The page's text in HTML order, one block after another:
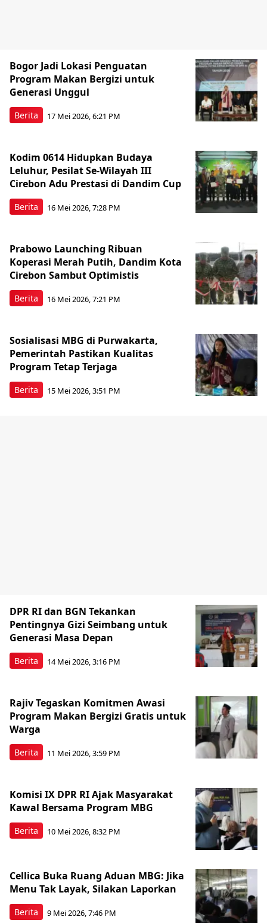
Berita
Bogor Jadi Lokasi Penguatan
Program Makan Bergizi untuk
Generasi Unggul
17 Mei 2026, 6:21 PM
Berita
Kodim 0614 Hidupkan Budaya
Leluhur, Pesilat Se-Wilayah III
Cirebon Adu Prestasi di Dandim Cup
16 Mei 2026, 7:28 PM
Berita
Prabowo Launching Ribuan
Koperasi Merah Putih, Dandim Kota
Cirebon Sambut Optimistis
16 Mei 2026, 7:21 PM
Berita
Sosialisasi MBG di Purwakarta,
Pemerintah Pastikan Kualitas
Program Tetap Terjaga
15 Mei 2026, 3:51 PM
Berita
DPR RI dan BGN Tekankan
Pentingnya Gizi Seimbang untuk
Generasi Masa Depan
14 Mei 2026, 3:16 PM
Berita
Rajiv Tegaskan Komitmen Awasi
Program Makan Bergizi Gratis untuk
Warga
11 Mei 2026, 3:59 PM
Berita
Komisi IX DPR RI Ajak Masyarakat
Kawal Bersama Program MBG
10 Mei 2026, 8:32 PM
Berita
Cellica Buka Ruang Aduan MBG: Jika
Menu Tak Layak, Silakan Laporkan
9 Mei 2026, 7:46 PM